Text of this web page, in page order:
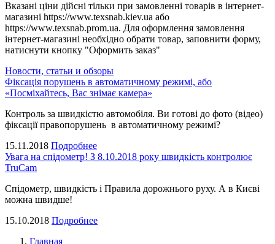
Вказані ціни дійсні тільки при замовленні товарів в інтернет-
магазині https://www.texsnab.kiev.ua або
https://www.texsnab.prom.ua. Для оформлення замовлення
інтернет-магазині необхідно обрати товар, заповнити форму,
натиснути кнопку "Оформить заказ"
Новости, статьи и обзоры
Фіксація порушень в автоматичному режимі, або
«Посміхайтесь, Вас знімає камера»
Контроль за швидкістю автомобіля. Ви готові до фото (відео)
фіксації правопорушень в автоматичному режимі?
15.11.2018 Подробнее
Увага на спідометр! З 8.10.2018 року швидкість контролює
TruCam
Спідометр, швидкість і Правила дорожнього руху. А в Києві
можна швидше!
15.10.2018 Подробнее
Главная